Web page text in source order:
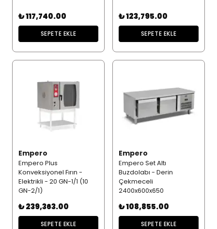
₺ 117,740.00
SEPETE EKLE
₺ 123,795.00
SEPETE EKLE
Empero
Empero Plus
Konveksiyonel Fırın -
Elektrikli - 20 GN-1/1 (10
GN-2/1)
₺ 239,363.00
SEPETE EKLE
Empero
Empero Set Altı
Buzdolabı - Derin
Çekmeceli
2400x600x650
₺ 108,855.00
SEPETE EKLE